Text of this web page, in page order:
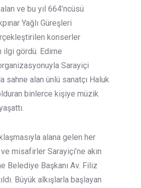
ve bu yıl 664’ncüsü
Yağlı Güreşleri
konserler
ilgi gördü. Edirne
Sarayiçi
sahne alan ünlü sanatçı Haluk
binlerce kişiye müzik
alana gelen her
misafirler Sarayiçi’ne akın
Belediye Başkanı Av. Filiz
Büyük alkışlarla başlayan